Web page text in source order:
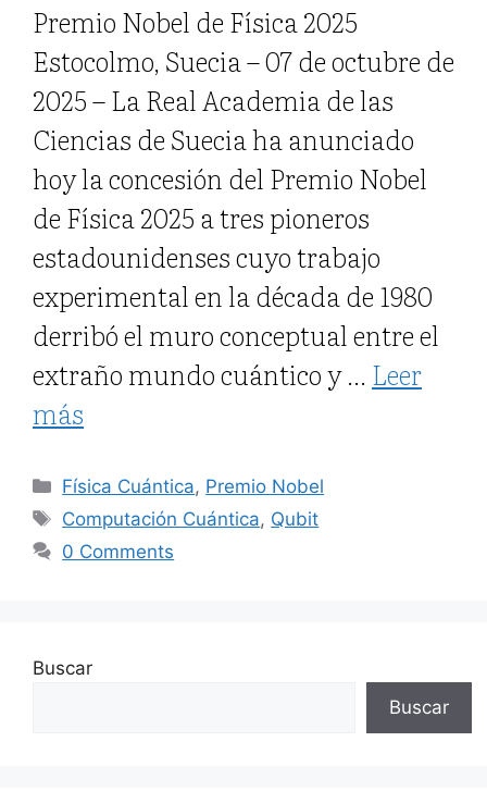
Premio Nobel de Física 2025
Estocolmo, Suecia – 07 de octubre de
2025 – La Real Academia de las
Ciencias de Suecia ha anunciado
hoy la concesión del Premio Nobel
de Física 2025 a tres pioneros
estadounidenses cuyo trabajo
experimental en la década de 1980
derribó el muro conceptual entre el
extraño mundo cuántico y … Leer
más
Categorías
Física Cuántica, Premio Nobel
Etiquetas
Computación Cuántica, Qubit
0 Comments
Buscar
Buscar